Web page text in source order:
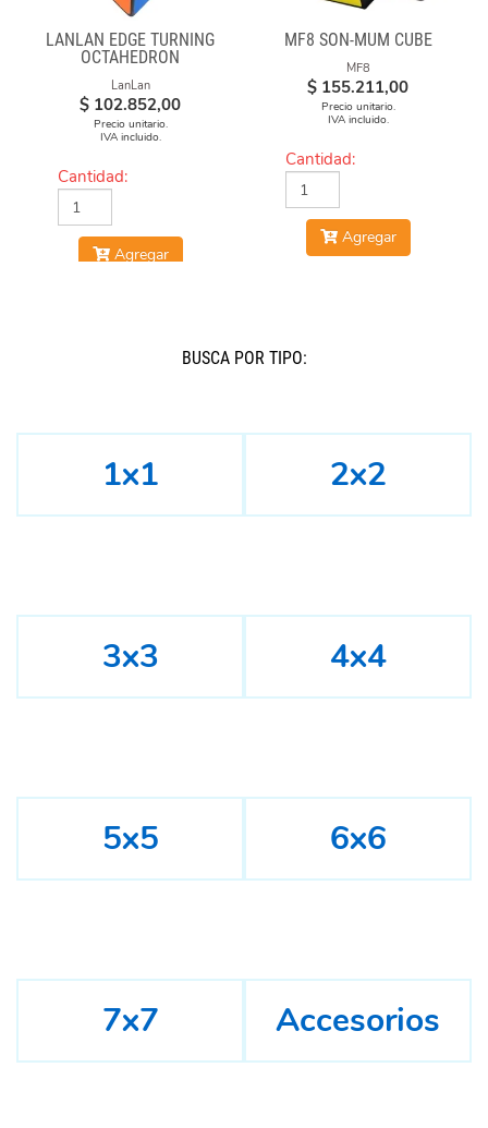
LANLAN EDGE TURNING
OCTAHEDRON
LanLan
$ 102.852,00
Precio unitario.
IVA incluido.
Cantidad:
Agregar
MF8 SON-MUM CUBE
MF8
$ 155.211,00
Precio unitario.
IVA incluido.
Cantidad:
Agregar
BUSCÁ POR TIPO:
1x1 2x2
3x3 4x4
5x5 6x6
7x7 Accesorios